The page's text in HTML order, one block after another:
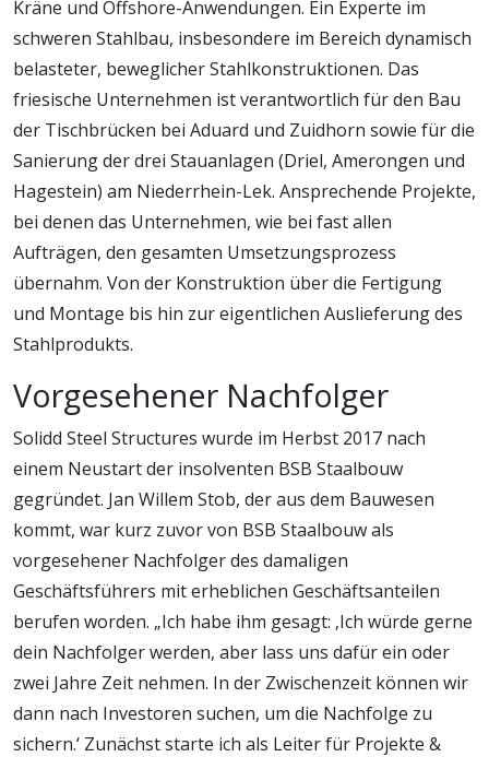
Kräne und Offshore-Anwendungen. Ein Experte im
schweren Stahlbau, insbesondere im Bereich dynamisch
belasteter, beweglicher Stahlkonstruktionen. Das
friesische Unternehmen ist verantwortlich für den Bau
der Tischbrücken bei Aduard und Zuidhorn sowie für die
Sanierung der drei Stauanlagen (Driel, Amerongen und
Hagestein) am Niederrhein-Lek. Ansprechende Projekte,
bei denen das Unternehmen, wie bei fast allen
Aufträgen, den gesamten Umsetzungsprozess
übernahm. Von der Konstruktion über die Fertigung
und Montage bis hin zur eigentlichen Auslieferung des
Stahlprodukts.
Vorgesehener Nachfolger
Solidd Steel Structures wurde im Herbst 2017 nach
einem Neustart der insolventen BSB Staalbouw
gegründet. Jan Willem Stob, der aus dem Bauwesen
kommt, war kurz zuvor von BSB Staalbouw als
vorgesehener Nachfolger des damaligen
Geschäftsführers mit erheblichen Geschäftsanteilen
berufen worden. „Ich habe ihm gesagt: ‚Ich würde gerne
dein Nachfolger werden, aber lass uns dafür ein oder
zwei Jahre Zeit nehmen. In der Zwischenzeit können wir
dann nach Investoren suchen, um die Nachfolge zu
sichern.‘ Zunächst starte ich als Leiter für Projekte &